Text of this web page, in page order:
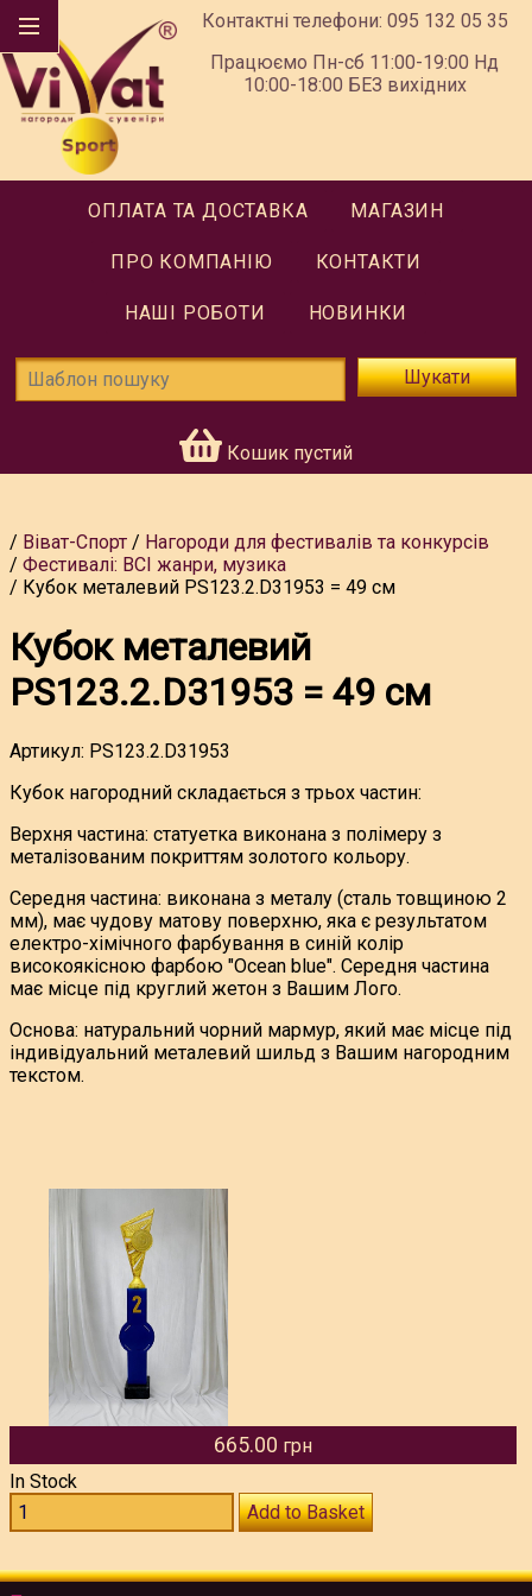
Контактні телефони: 095 132 05 35
Працюємо Пн-сб 11:00-19:00 Нд
10:00-18:00 БЕЗ вихідних
ОПЛАТА ТА ДОСТАВКА МАГАЗИН
ПРО КОМПАНІЮ КОНТАКТИ
НАШІ РОБОТИ НОВИНКИ
Шукати
Кошик пустий
Віват-Спорт
Нагороди для фестивалів та конкурсів
Фестивалі: ВСІ жанри, музика
Кубок металевий PS123.2.D31953 = 49 см
Кубок металевий
PS123.2.D31953 = 49 см
Артикул: PS123.2.D31953
Кубок нагородний складається з трьох частин:
Верхня частина: статуетка виконана з полімеру з
металізованим покриттям золотого кольору.
Середня частина: виконана з металу (сталь товщиною 2
мм), має чудову матову поверхню, яка є результатом
електро-хімічного фарбування в синій колір
високоякісною фарбою "Ocean blue". Середня частина
має місце під круглий жетон з Вашим Лого.
Основа: натуральний чорний мармур, який має місце під
індивідуальний металевий шильд з Вашим нагородним
текстом.
665.00 грн
In Stock
Add to Basket